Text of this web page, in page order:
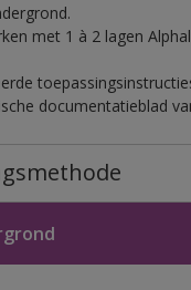
met 1 à 2 lagen
documentatieblad